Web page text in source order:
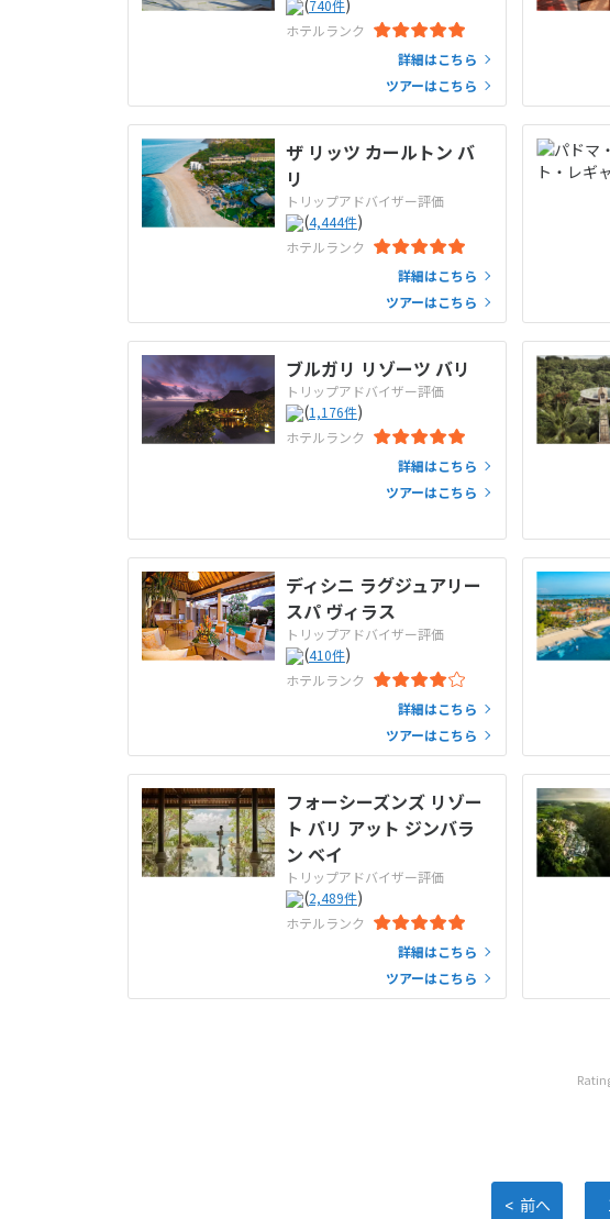
(740件)
ホテルランク
詳細はこちら
ツアーはこちら
ザ リッツ カールトン バ
リ
トリップアドバイザー評価
(4,444件)
ホテルランク
詳細はこちら
ツアーはこちら
ブルガリ リゾーツ バリ
トリップアドバイザー評価
(1,176件)
ホテルランク
詳細はこちら
ツアーはこちら
ディシニ ラグジュアリー
スパ ヴィラス
トリップアドバイザー評価
(410件)
ホテルランク
詳細はこちら
ツアーはこちら
フォーシーズンズ リゾー
ト バリ アット ジンバラ
ン ベイ
トリップアドバイザー評価
(2,489件)
ホテルランク
詳細はこちら
ツアーはこちら
< 前へ